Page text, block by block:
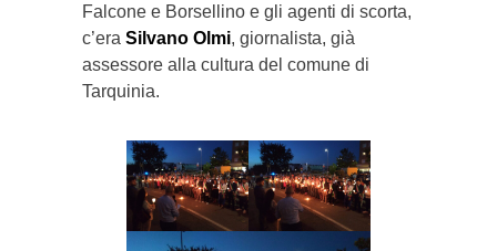
Falcone e Borsellino e gli agenti di scorta,
c’era Silvano Olmi, giornalista, già
assessore alla cultura del comune di
Tarquinia.